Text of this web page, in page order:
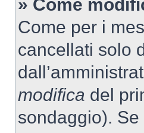
» Come
Come per i
cancellati solo
modifica del
sondaggio).